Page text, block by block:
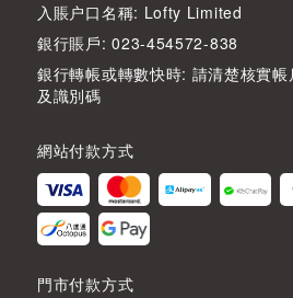
入賬户口名稱: Lofty Limited
銀行賬戶: 023-454572-838
銀行轉帳或轉數快時: 請清楚核實
及識別碼
網站付款方式
門市付款方式